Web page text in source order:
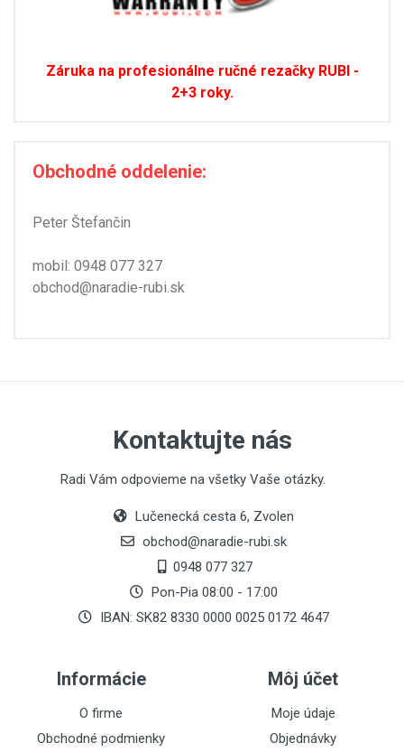
Záruka na profesionálne ručné rezačky RUBI -
2+3 roky.
Obchodné oddelenie:
Peter Štefančin
mobil: 0948 077 327
obchod@naradie-rubi.sk
Kontaktujte nás
Radi Vám odpovieme na všetky Vaše otázky.
Lučenecká cesta 6, Zvolen
obchod@naradie-rubi.sk
0948 077 327
Pon-Pia 08:00 - 17:00
IBAN: SK82 8330 0000 0025 0172 4647
Informácie
O firme
Obchodné podmienky
Môj účet
Moje údaje
Objednávky